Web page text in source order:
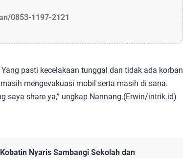
0853-1197-2121
pasti kecelakaan tunggal dan tidak ada korban
mengevakuasi mobil serta masih di sana.
saya share ya,” ungkap Nannang.(Erwin/intrik.id)
Nyaris Sambangi Sekolah dan